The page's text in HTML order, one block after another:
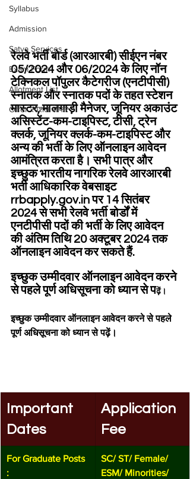
Syllabus
Admission
Satya Services
Exam Form
Allotment List
Offer स्पेशल ऑफर
रेलवे भर्ती बोर्ड (आरआरबी) सीईएन नंबर
05/2024 और 06/2024 के लिए नॉन
टेक्निकल पॉपुलर कैटेगरीज (एनटीपीसी)
स्नातक और स्नातक पदों के तहत स्टेशन
मास्टर, मालगाड़ी मैनेजर, जूनियर अकाउंट
असिस्टेंट-कम-टाइपिस्ट, टीसी, ट्रेन
क्लर्क, जूनियर क्लर्क-कम-टाइपिस्ट और
अन्य की भर्ती के लिए ऑनलाइन आवेदन
आमंत्रित करता है। सभी पात्र और
इच्छुक भारतीय नागरिक रेलवे आरआरबी
भर्ती आधिकारिक वेबसाइट
rrbapply.gov.in पर 14 सितंबर
2024 से सभी रेलवे भर्ती बोर्डों में
एनटीपीसी पदों की भर्ती के लिए आवेदन
की अंतिम तिथि 20 अक्टूबर 2024 तक
ऑनलाइन आवेदन कर सकते हैं.
इच्छुक उम्मीदवार ऑनलाइन आवेदन करने
से पहले पूर्ण अधिसूचना को ध्यान से पढ़ें।
इच्छुक उम्मीदवार ऑनलाइन आवेदन करने से पहले
पूर्ण अधिसूचना को ध्यान से पढ़ें।
Important
Dates
Application
Fee
For Graduate Posts
:
SC/ ST/ Female/
ESM/ Minorities/